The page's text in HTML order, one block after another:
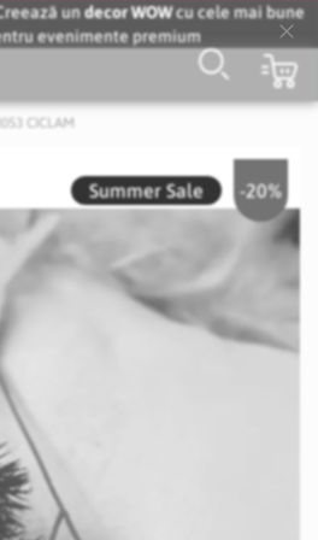
undecor WOWcu cele mai bune
evenimente premium
CICLAM
-20%
Summer Sale
Bar